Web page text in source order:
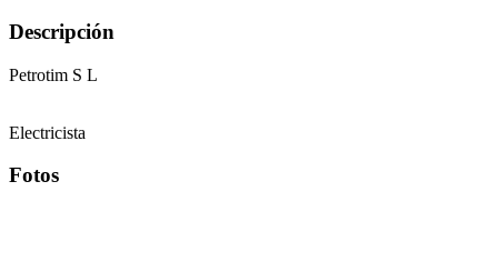
Descripción
Petrotim S L
Electricista
Fotos